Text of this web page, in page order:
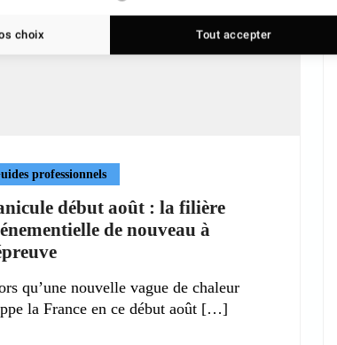
professionnels
début août : la filière
de nouveau à
qu’une nouvelle vague de chaleur
la France en ce début août
choix Tout accepter